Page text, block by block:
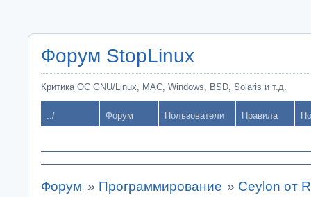
Форум StopLinux
Критика ОС GNU/Linux, MAC, Windows, BSD, Solaris и т.д.
../ Форум Пользователи Правила
Форум » Программирование » Ceylon от